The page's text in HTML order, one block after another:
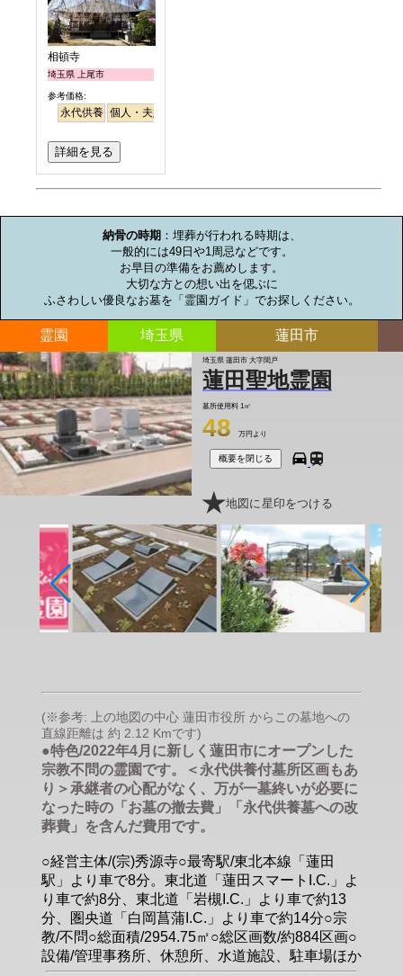
相頓寺
埼玉県 上尾市
参考価格:
永代供養 個人・夫婦
詳細を見る
納骨の時期：埋葬が行われる時期は、
一般的には49日や1周忌などです。
お早目の準備をお薦めします。
大切な方との想い出を偲ぶに
ふさわしい優良なお墓を「霊園ガイド」でお探しください。
霊園 埼玉県 蓮田市
埼玉県 蓮田市 大字閏戸
蓮田聖地霊園
墓所使用料 1㎡
48 万円より
概要を閉じる
地図に星印をつける
(※参考: 上の地図の中心 蓮田市役所 からこの墓地への
直線距離は 約 2.12 Kmです)
●特色/2022年4月に新しく蓮田市にオープンした
宗教不問の霊園です。＜永代供養付墓所区画もあ
り＞承継者の心配がなく、万が一墓終いが必要に
なった時の「お墓の撤去費」「永代供養墓への改
葬費」を含んだ費用です。
○経営主体/(宗)秀源寺○最寄駅/東北本線「蓮田
駅」より車で8分。東北道「蓮田スマートI.C.」よ
り車で約8分、東北道「岩槻I.C.」より車で約13
分、圏央道「白岡菖蒲I.C.」より車で約14分○宗
教/不問○総面積/2954.75㎡○総区画数/約884区画○
設備/管理事務所、休憩所、水道施設、駐車場ほか